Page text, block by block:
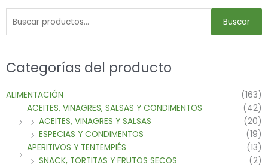
Buscar
Categorías del producto
ALIMENTACIÓN
(163)
ACEITES, VINAGRES, SALSAS Y CONDIMENTOS
(42)
ACEITES, VINAGRES Y SALSAS
(20)
ESPECIAS Y CONDIMENTOS
(19)
APERITIVOS Y TENTEMPIÉS
(13)
SNACK, TORTITAS Y FRUTOS SECOS
(2)